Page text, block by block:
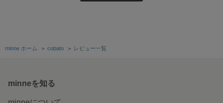
minne ホーム ＞ cobato ＞ レビュー一覧
minneを知る